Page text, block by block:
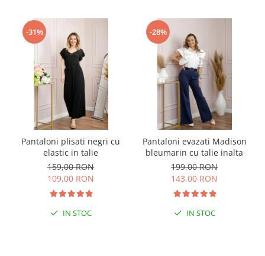
-31%
Pantaloni plisati negri cu
elastic in talie
159,00 RON
109,00 RON
IN STOC
-28%
Pantaloni evazati Madison
bleumarin cu talie inalta
199,00 RON
143,00 RON
IN STOC